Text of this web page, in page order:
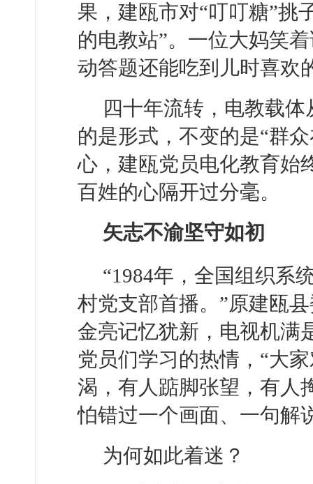
果，建瓯市对“叮叮糖”挑
的电教站”。一位大妈笑
动答题还能吃到儿时喜欢
四十年流转，电教载
的是形式，不变的是“群
心，建瓯党员电化教育始
百姓的心隔开过分毫。
矢志不渝坚守如初
“1984年，全国组织系
村党支部首播。”原建瓯
金亮记忆犹新，电视机满
党员们学习的热情，“大
渴，有人踮脚张望，有人
怕错过一个画面、一句解
为何如此着迷？